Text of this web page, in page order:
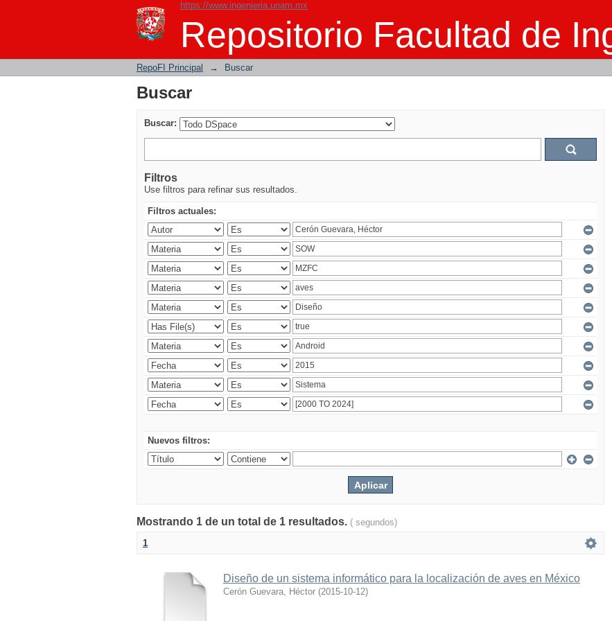
https://www.ingenieria.unam.mx
Repositorio Facultad de
Buscar
RepoFI Principal → Buscar
Buscar
Buscar:
Filtros
Use filtros para refinar sus resultados.
Filtros actuales:
Nuevos filtros:
Mostrando 1 de un total de 1 resultados. ( segundos)
1
Diseño de un sistema informático para la localización de aves en México
Cerón Guevara, Héctor (2015-10-12)